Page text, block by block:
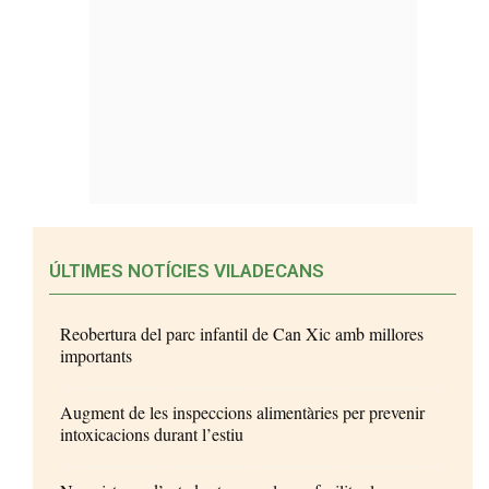
ÚLTIMES NOTÍCIES VILADECANS
Reobertura del parc infantil de Can Xic amb millores
importants
Augment de les inspeccions alimentàries per prevenir
intoxicacions durant l’estiu